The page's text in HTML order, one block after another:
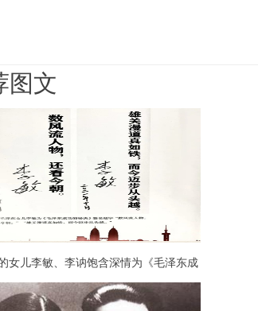
图文
女儿李敏、李讷饱含深情为《毛泽东成
功的秘诀》一书题字